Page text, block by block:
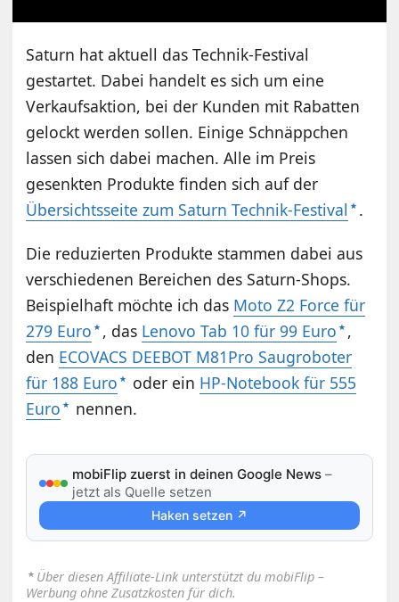
Saturn hat aktuell das Technik-Festival
gestartet. Dabei handelt es sich um eine
Verkaufsaktion, bei der Kunden mit Rabatten
gelockt werden sollen. Einige Schnäppchen
lassen sich dabei machen. Alle im Preis
gesenkten Produkte finden sich auf der
Übersichtsseite zum Saturn Technik-Festival
.
Die reduzierten Produkte stammen dabei aus
verschiedenen Bereichen des Saturn-Shops.
Beispielhaft möchte ich das Moto Z2 Force für
279 Euro , das Lenovo Tab 10 für 99 Euro ,
den ECOVACS DEEBOT M81Pro Saugroboter
für 188 Euro
oder ein HP-Notebook für 555
Euro
nennen.
mobiFlip zuerst in deinen Google News –
jetzt als Quelle setzen
Haken setzen ↗
⋆ Über diesen Affiliate-Link unterstützt du mobiFlip –
Werbung ohne Zusatzkosten für dich.